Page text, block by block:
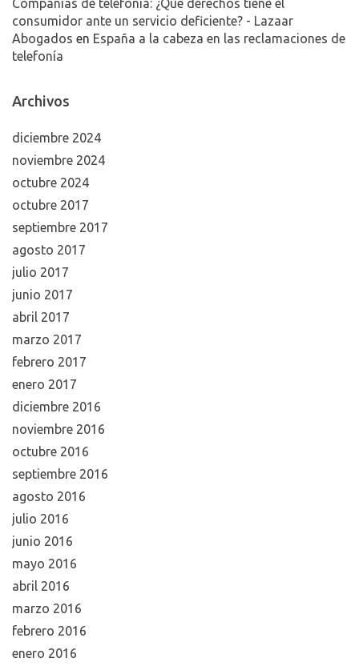
Compañías de telefonía: ¿Qué derechos tiene el
consumidor ante un servicio deficiente? - Lazaar
Abogados en España a la cabeza en las reclamaciones de
telefonía
Archivos
diciembre 2024
noviembre 2024
octubre 2024
octubre 2017
septiembre 2017
agosto 2017
julio 2017
junio 2017
abril 2017
marzo 2017
febrero 2017
enero 2017
diciembre 2016
noviembre 2016
octubre 2016
septiembre 2016
agosto 2016
julio 2016
junio 2016
mayo 2016
abril 2016
marzo 2016
febrero 2016
enero 2016